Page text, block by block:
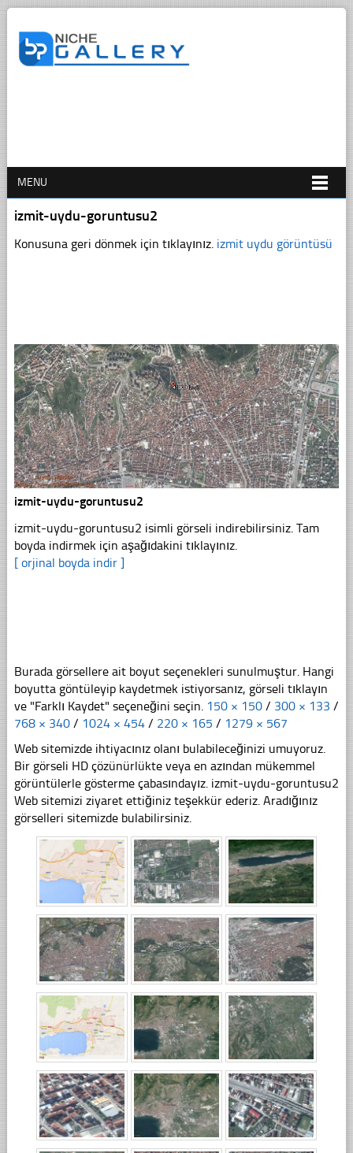
MENU
izmit-uydu-goruntusu2
Konusuna geri dönmek için tıklayınız. izmit uydu görüntüsü
izmit-uydu-goruntusu2
izmit-uydu-goruntusu2 isimli görseli indirebilirsiniz. Tam
boyda indirmek için aşağıdakini tıklayınız.
[ orjinal boyda indir ]
Burada görsellere ait boyut seçenekleri sunulmuştur. Hangi
boyutta göntüleyip kaydetmek istiyorsanız, görseli tıklayın
ve "Farklı Kaydet" seçeneğini seçin. 150 × 150 / 300 × 133 /
768 × 340 / 1024 × 454 / 220 × 165 / 1279 × 567
Web sitemizde ihtiyacınız olanı bulabileceğinizi umuyoruz.
Bir görseli HD çözünürlükte veya en azından mükemmel
görüntülerle gösterme çabasındayız. izmit-uydu-goruntusu2
Web sitemizi ziyaret ettiğiniz teşekkür ederiz. Aradığınız
görselleri sitemizde bulabilirsiniz.